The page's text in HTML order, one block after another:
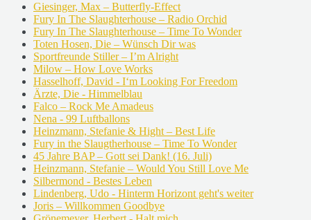
Giesinger, Max – Butterfly-Effect
Fury In The Slaughterhouse – Radio Orchid
Fury In The Slaughterhouse – Time To Wonder
Toten Hosen, Die – Wünsch Dir was
Sportfreunde Stiller – I’m Alright
Milow – How Love Works
Hasselhoff, David - I‘m Looking For Freedom
Ärzte, Die - Himmelblau
Falco – Rock Me Amadeus
Nena - 99 Luftballons
Heinzmann, Stefanie & Hight – Best Life
Fury in the Slaugtherhouse – Time To Wonder
45 Jahre BAP – Gott sei Dank! (16. Juli)
Heinzmann, Stefanie – Would You Still Love Me
Silbermond - Bestes Leben
Lindenberg, Udo - Hinterm Horizont geht's weiter
Joris – Willkommen Goodbye